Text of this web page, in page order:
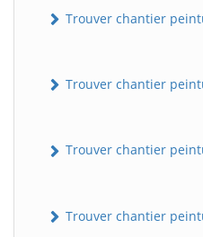
Trouver chantier
Trouver chantier
Trouver chantier
Trouver chantier